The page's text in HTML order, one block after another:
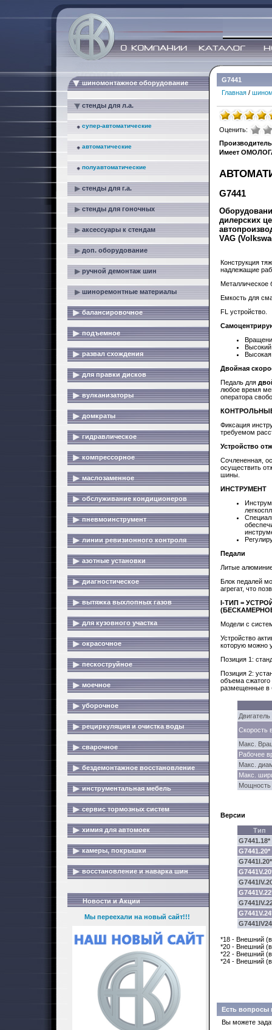
шиномонтажное оборудование
стенды для л.а.
супер-автоматические
автоматические
полуавтоматические
стенды для г.а.
стенды для гоночных
аксессуары к стендам
доп. оборудование
ручной демонтаж шин
шиноремонтные материалы
балансировочное
подъемное
развал схождения
для правки дисков
вулканизаторы
домкраты
гидравлическое
компрессорное
маслозаменное
обслуживание кондиционеров
пневмоинструмент
линии ревизионного контроля
азотные установки
диагностическое
вытяжка выхлопных газов
для кузовного участка
окрасочное
пескоструйное
моечное
уборочное
рециркуляция и очистка воды
сварочное
бездемонтажное восстановление
инструментальная мебель
сервис тормозных систем
химия для автомоек
камеры, покрышки
восстановление и наварка шин
Новости и Акции
Мы переехали на новый сайт!!!
G7441
Главная /
Оценить:
Производитель
Имеет
G7441
дилерских
VAG
Конструкция
надлежащие
Металлическое
Емкость для
FL устройство.
Двойная
Педаль для
любое время
оператора
Фиксация
требуемом
Устройство
Сочлененная,
осуществить
шины.
ИНСТРУМЕНТ
Педали
Литые
Блок педалей
агрегат, что
I-ТИП =
Модели с
Устройство
которую можно
Позиция 1:
Позиция 2:
объема сжатого
размещенные в
Двигатель
Скорость
Макс.
Рабочее
Макс.
Макс.
Мощность
Версии
Тип
G7441.18*
G7441.20*
G7441I.20*
*18 - Внешний
*20 - Внешний
*22 - Внешний
*24 - Внешний
Есть вопросы
Вы можете